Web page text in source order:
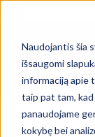
Naudojantis šia
išsaugomi
informaciją apie
taip pat tam,
panaudojame
kokybę bei
content